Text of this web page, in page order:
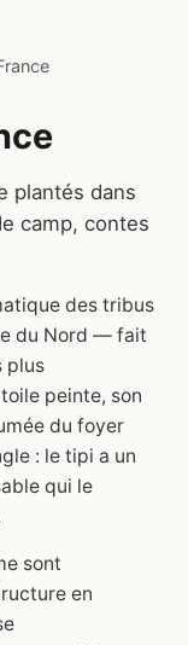
plantés dans
camp, contes
des tribus
du Nord — fait
plus
peinte, son
du foyer
: le tipi a un
qui le
sont
en